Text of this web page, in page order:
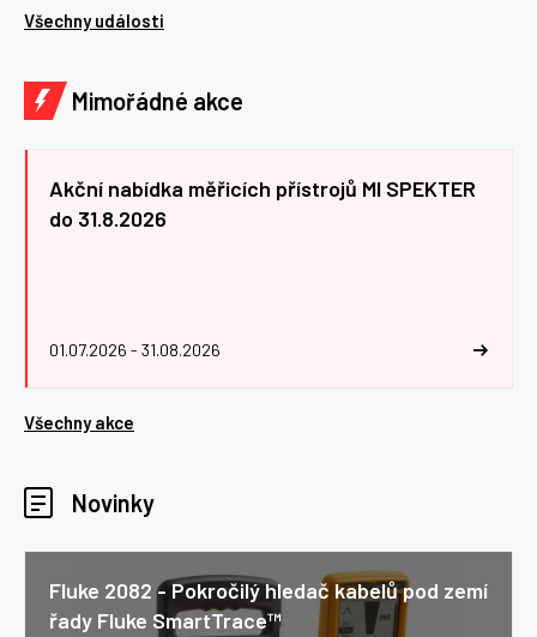
Všechny události
Mimořádné akce
Akční nabídka měřicích přístrojů MI SPEKTER
do 31.8.2026
01.07.2026 - 31.08.2026
Všechny akce
Novinky
Fluke 2082 - Pokročilý hledač kabelů pod zemí
řady Fluke SmartTrace™